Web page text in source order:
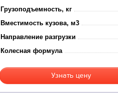
Грузоподъемность, кг
Вместимость кузова, м3
Направление разгрузки
Колесная формула
Узнать цену